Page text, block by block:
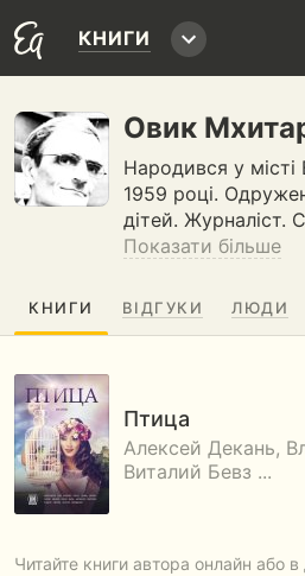
КНИГИ
Овик
Народився у місті
1959 році.
дітей. Журналіст.
Показати більше
КНИГИ ВІДГУКИ ЛЮДИ
Птица
Алексей Декань,
Виталий Бевз ...
Читайте книги автора онлайн або